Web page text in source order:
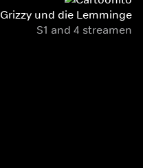
Grizzy und die Lemminge
S1 and 4 streamen